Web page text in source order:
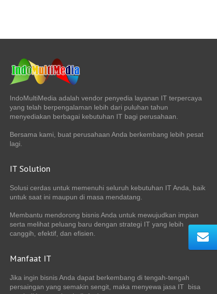
IndoMultiMedia adalah vendor penyedia layanan IT terpercaya
yang telah berpengalaman lebih dari puluhan tahun
menyediakan berbagai kebutuhan IT bagi perusahaan.
Bersama kami, buat perusahaan Anda berkembang lebih pesat
lagi.
IT Solution
Solusi cerdas untuk memenuhi seluruh kebutuhan IT Anda, baik
untuk saat ini maupun di masa mendatang.
Membantu mendorong bisnis Anda untuk mewujudkan impian
serta melihat peluang baru dengan strategi IT yang lebih
canggih, efektif, dan efisien.
Manfaat IT
Jika ingin bisnis Anda dapat berkembang di tengah-tengah
persaingan yang semakin sengit, maka menyewa jasa IT bisa